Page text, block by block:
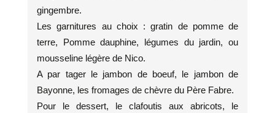
gingembre.
Les garnitures au choix : gratin de pomme de
terre, Pomme dauphine, légumes du jardin, ou
mousseline légère de Nico.
A par tager le jambon de boeuf, le jambon de
Bayonne, les fromages de chèvre du Père Fabre.
Pour le dessert, le clafoutis aux abricots, le